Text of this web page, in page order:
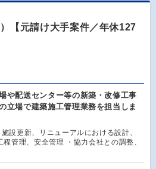
【元請け大手案件／年休127
や配送センター等の新築・改修工事
立場で建築施工管理業務を担当しま
設更新、リニューアルにおける設計、
管理、安全管理 ・協力会社との調整、